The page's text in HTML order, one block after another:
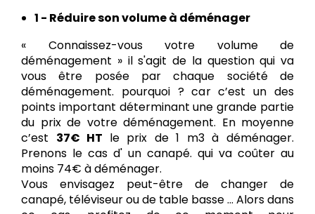
1 - Réduire son volume à déménager
« Connaissez-vous votre volume de
déménagement » il s'agit de la question qui va
vous être posée par chaque société de
déménagement. pourquoi ? car c’est un des
points important déterminant une grande partie
du prix de votre déménagement. En moyenne
c’est 37€ HT le prix de 1 m3 à déménager.
Prenons le cas d' un canapé. qui va coûter au
moins 74€ à déménager.
Vous envisagez peut-être de changer de
canapé, téléviseur ou de table basse ... Alors dans